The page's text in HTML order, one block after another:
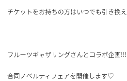
チケットをお持ちの方はいつでも引き換
フルーツギャザリングさんとコラボ企画
合同ノベルティフェアを開催します♡